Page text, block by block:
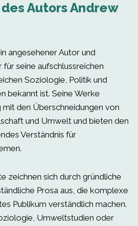
Autors Andrew
angesehener Autor und
seine aufschlussreichen
Soziologie, Politik und
bekannt ist. Seine Werke
mit den Überschneidungen von
und Umwelt und bieten den
Verständnis für
zeichnen sich durch gründliche
Prosa aus, die komplexe
Publikum verständlich machen.
Umweltstudien oder